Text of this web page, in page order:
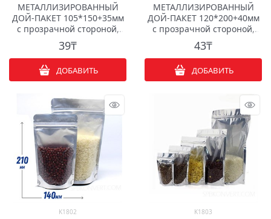
МЕТАЛЛИЗИРОВАННЫЙ
ДОЙ-ПАКЕТ 105*150+35мм
с прозрачной стороной,
zip-lock
39₸
ДОБАВИТЬ
МЕТАЛЛИЗИРОВАННЫЙ
ДОЙ-ПАКЕТ 120*200+40мм
с прозрачной стороной,
zip-lock
43₸
ДОБАВИТЬ
K1802 K1803